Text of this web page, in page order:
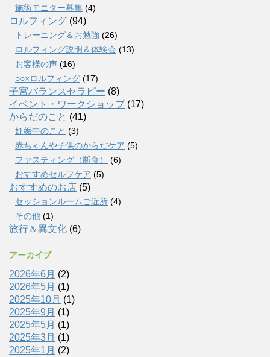
施術モニター募集 (4)
ロルフィング (94)
トレーニング＆お勉強 (26)
ロルフィング説明＆体験会 (13)
お客様の声 (16)
○○×ロルフィング (17)
子宮バランスセラピー (8)
イベント・ワークショップ(17)
からだのこと (41)
妊娠中のこと (3)
赤ちゃんや子供のからだケア (5)
ファスティング（断食）
(6)
おすすめセルフケア (5)
おすすめのお店 (5)
セッションルームご近所 (4)
その他 (1)
旅行＆異文化 (6)
アーカイブ
2026年6月 (2)
2026年5月 (1)
2025年10月 (1)
2025年9月 (1)
2025年5月 (1)
2025年3月 (1)
2025年1月 (2)